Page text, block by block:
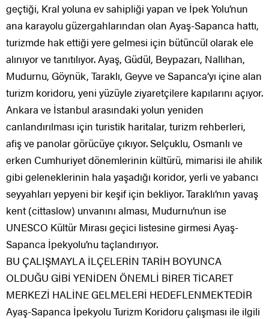
geçtiği, Kral yoluna ev sahipliği yapan ve İpek Yolu’nun
ana karayolu güzergahlarından olan Ayaş-Sapanca hattı,
turizmde hak ettiği yere gelmesi için bütüncül olarak ele
alınıyor ve tanıtılıyor. Ayaş, Güdül, Beypazarı, Nallıhan,
Mudurnu, Göynük, Taraklı, Geyve ve Sapanca’yı içine alan
turizm koridoru, yeni yüzüyle ziyaretçilere kapılarını açıyor.
Ankara ve İstanbul arasındaki yolun yeniden
canlandırılması için turistik haritalar, turizm rehberleri,
afiş ve panolar görücüye çıkıyor. Selçuklu, Osmanlı ve
erken Cumhuriyet dönemlerinin kültürü, mimarisi ile ahilik
gibi geleneklerinin hala yaşadığı koridor, yerli ve yabancı
seyyahları yepyeni bir keşif için bekliyor. Taraklı’nın yavaş
kent (cittaslow) unvanını alması, Mudurnu’nun ise
UNESCO Kültür Mirası geçici listesine girmesi Ayaş-
Sapanca İpekyolu’nu taçlandırıyor.
BU ÇALIŞMAYLA İLÇELERİN TARİH BOYUNCA
OLDUĞU GİBİ YENİDEN ÖNEMLİ BİRER TİCARET
MERKEZİ HALİNE GELMELERİ HEDEFLENMEKTEDİR
Ayaş-Sapanca İpekyolu Turizm Koridoru çalışması ile ilgili